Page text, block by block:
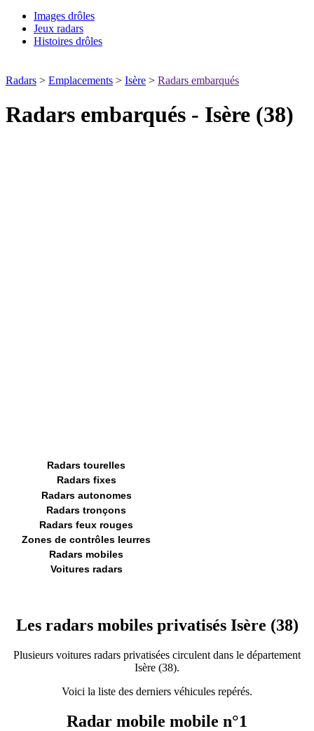
Images drôles
Jeux radars
Histoires drôles
Radars > Emplacements > Isère > Radars embarqués
Radars embarqués - Isère (38)
Radars tourelles
Radars fixes
Radars autonomes
Radars tronçons
Radars feux rouges
Zones de contrôles leurres
Radars mobiles
Voitures radars
Les radars mobiles privatisés Isère (38)
Plusieurs voitures radars privatisées circulent dans le département
Isère (38).
Voici la liste des derniers véhicules repérés.
Radar mobile mobile n°1